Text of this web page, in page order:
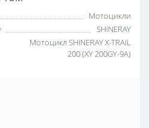
Мотоцикли
SHINERAY
Мотоцикл SHINERAY X-TRAIL
200 (XY 200GY-9A)